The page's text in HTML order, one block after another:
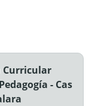
Curricular
- Cas